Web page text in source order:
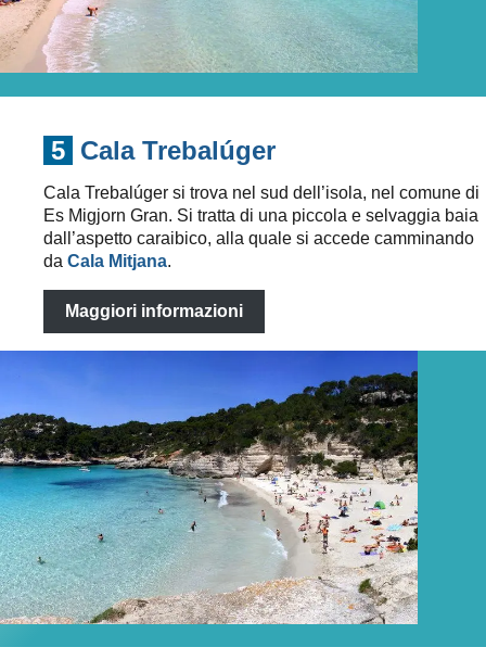
5 Cala Trebalúger
Cala Trebalúger si trova nel sud dell’isola, nel comune di
Es Migjorn Gran. Si tratta di una piccola e selvaggia baia
dall’aspetto caraibico, alla quale si accede camminando
da Cala Mitjana.
Maggiori informazioni